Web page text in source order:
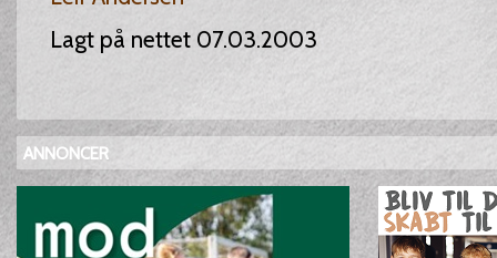
Lagt på nettet 07.03.2003
ANNONCER